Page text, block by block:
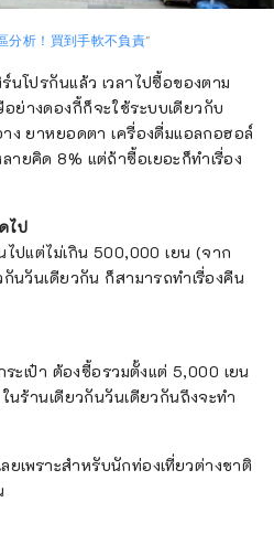
分析！買到手軟不負責"
นโปรกันแล้ว เวลาไปซื้อของตาม
ย่างดองกี้ก็จะใช้ระบบเดียวกับ
ง ยาหยอดตา เครื่องดื่มแอลกอฮอล์
ายคิด 8% แต่ถ้าซื้อเยอะก็ทำเรื่อง
ไป
ปแต่ไม่เกิน 500,000 เยน (จาก
นวันเดียวกัน ก็สามารถทำเรื่องคืน
ะเป๋า ต้องซื้อรวมตั้งแต่ 5,000 เยน
ร้านเดียวกันวันเดียวกันถึงจะทำ
เพราะสำหรับนักท่องเที่ยวต่างชาติ